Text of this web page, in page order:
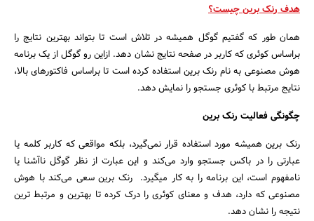
هدف رنک برین چیست؟
همان طور که گفتیم گوگل همیشه در تلاش است تا بتواند بهترین نتایج را
براساس کوئری که کاربر در صفحه نتایج نشان دهد. ازاین رو گوگل از یک برنامه
هوش مصنوعی به نام رنک برین استفاده کرده است تا براساس فاکتورهای بالا،
نتایج مرتبط با کوئری جستجو را نمایش دهد.
چگونگی فعالیت رنک برین
رنک برین همیشه مورد استفاده قرار نمی‌گیرد، بلکه مواقعی که کاربر کلمه یا
عبارتی را در باکس جستجو وارد می‌کند و این عبارت از نظر گوگل ناآشنا یا
نامفهوم است، این برنامه را به کار میگیرد. رنک برین سعی می‌کند با هوش
مصنوعی که دارد، هدف و معنای کوئری را درک کرده تا بهترین و مرتبط ترین
نتیجه را نشان دهد.